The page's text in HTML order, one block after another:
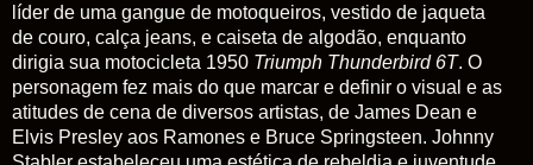
líder de uma gangue de motoqueiros, vestido de jaqueta
de couro, calça jeans, e caiseta de algodão, enquanto
dirigia sua motocicleta 1950 Triumph Thunderbird 6T. O
personagem fez mais do que marcar e definir o visual e as
atitudes de cena de diversos artistas, de James Dean e
Elvis Presley aos Ramones e Bruce Springsteen. Johnny